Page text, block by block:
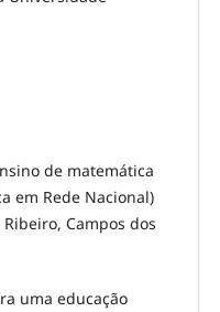
de matemática
em Rede Nacional)
Campos dos
uma educação